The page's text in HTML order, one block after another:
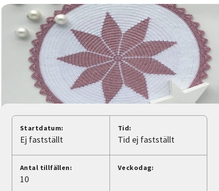
Om SV
Starta studiecirkel
Cirkelledare
Nyheter
Avdelningar
Lyssna
Startdatum:
Ej fastställt
Tid:
Tid ej fastställt
Antal tillfällen:
10
Veckodag: